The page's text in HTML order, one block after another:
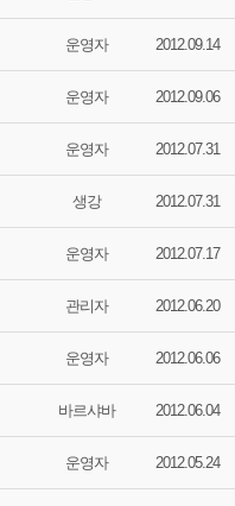
운영자 2012.09.14
운영자 2012.09.06
운영자 2012.07.31
생강 2012.07.31
운영자 2012.07.17
관리자 2012.06.20
운영자 2012.06.06
바르샤바 2012.06.04
운영자 2012.05.24